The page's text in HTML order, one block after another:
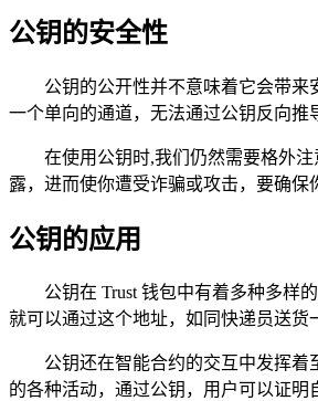
公钥的安全性
公钥的公开性并不意味着它会带
一个单向的通道，无法通过公钥反向推
在使用公钥时,我们仍然需要格外
露，进而使你遭受诈骗或攻击，要确保
公钥的应用
公钥在 Trust 钱包中有着多种多样
就可以通过这个地址，如同快递员送货
公钥还在智能合约的交互中发挥着
的各种活动，通过公钥，用户可以证明